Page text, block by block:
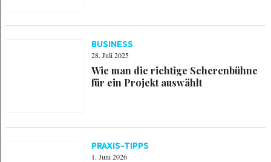
BUSINESS
28. Juli 2025
Wie man die richtige Scherenbühne
für ein Projekt auswählt
PRAXIS-TIPPS
1. Juni 2026